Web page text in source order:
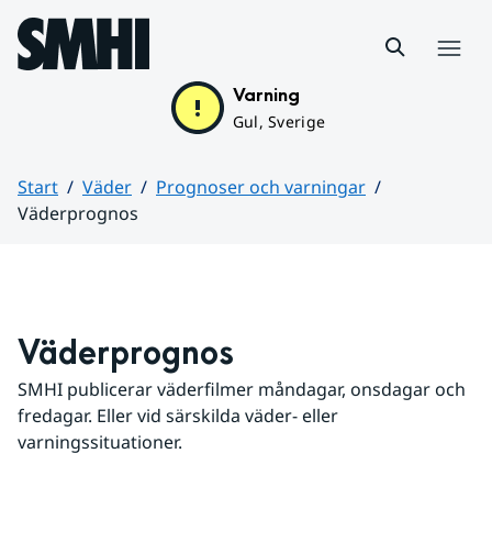
Hoppa till sidans innehåll
Varning
Gul, Sverige
Start Väder
Prognoser och varningar
Väderprognos
Väderprognos
SMHI publicerar väderfilmer måndagar, onsdagar och
fredagar. Eller vid särskilda väder- eller
varningssituationer.